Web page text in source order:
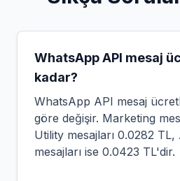
WhatsApp API mesaj
kadar?
WhatsApp API mesaj
göre değişir. Marketing
Utility mesajları 0.0282
mesajları ise 0.0423 TL'dir.